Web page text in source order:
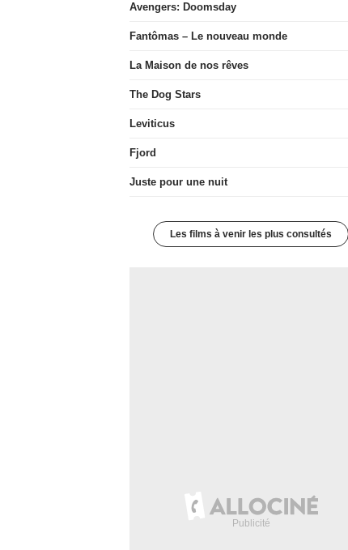
Avengers: Doomsday
Fantômas – Le nouveau monde
La Maison de nos rêves
The Dog Stars
Leviticus
Fjord
Juste pour une nuit
Les films à venir les plus consultés